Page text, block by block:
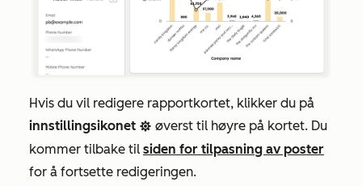
Hvis du vil redigere rapportkortet, klikker du på
innstillingsikonet settings øverst til høyre på kortet. Du
kommer tilbake til siden for tilpasning av poster
for å fortsette redigeringen.